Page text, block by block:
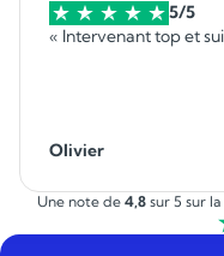
5/5
« Intervenant top et
Olivier
Une note de 4,8sur 5 sur la